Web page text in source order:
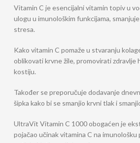
Vitamin C je esencijalni vitamin topiv u
ulogu u imunološkim funkcijama,
stresa.
Kako vitamin C pomaže u stvaranju
oblikovati krvne žile, promovirati zdravlje
kostiju.
Također se preporučuje dodavanje
šipka kako bi se smanjio krvni tlak i
UltraVit Vitamin C 1000 obogaćen je
pojačao učinak vitamina C na